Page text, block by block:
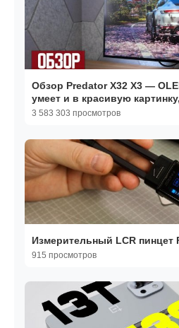
Обзор Predator X32 X3 —
умеет и в красивую
3 583 303 просмотров
Измерительный LCR пинцет
915 просмотров